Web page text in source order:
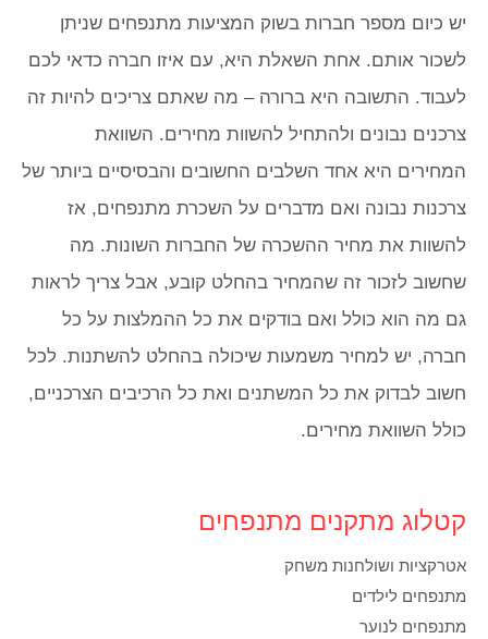
קטלוג מתקנים מתנפחים
אטרקציות ושולחנות משחק
מתנפחים לילדים
מתנפחים לנוער
יש כיום מספר חברות בשוק המציעות מתנפחים שניתן
לשכור אותם. אחת השאלת היא, עם איזו חברה כדאי לכם
לעבוד. התשובה היא ברורה – מה שאתם צריכים להיות זה
צרכנים נבונים ולהתחיל להשוות מחירים. השוואת
המחירים היא אחד השלבים החשובים והבסיסיים ביותר של
צרכנות נבונה ואם מדברים על השכרת מתנפחים, אז
להשוות את מחיר ההשכרה של החברות השונות. מה
שחשוב לזכור זה שהמחיר בהחלט קובע, אבל צריך לראות
גם מה הוא כולל ואם בודקים את כל ההמלצות על כל
חברה, יש למחיר משמעות שיכולה בהחלט להשתנות. לכל
חשוב לבדוק את כל המשתנים ואת כל הרכיבים הצרכניים,
כולל השוואת מחירים.